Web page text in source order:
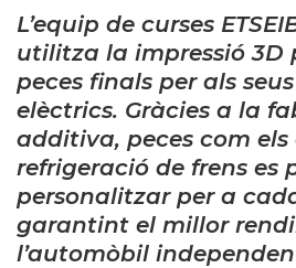
L’equip de curses
utilitza la impressió 3D
peces finals per als
elèctrics. Gràcies a la
additiva, peces com
refrigeració de frens es
personalitzar per a
garantint el millor
l’automòbil